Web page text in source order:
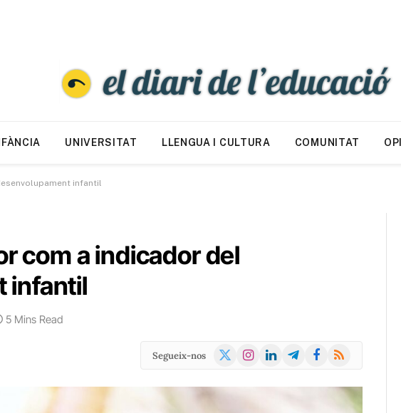
UNIVERSITAT LLENGUA I CULTURA COMUNITAT
infantil
com a indicador del
infantil
5 Mins Read
Segueix-nos
X
Instagram
LinkedInTelegramFacebook
RSS